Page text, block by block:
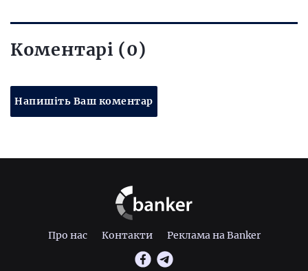
Коментарі (0)
Напишіть Ваш коментар
Про нас Контакти Реклама на Banker